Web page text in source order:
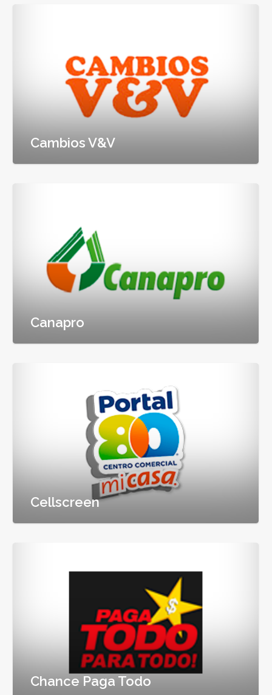
Cambios V&V
Canapro
Cellscreen
Chance Paga Todo